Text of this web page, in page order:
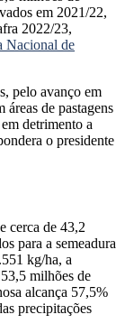
em 2021/22,
2022/23,
Nacional de
pelo avanço em
áreas de pastagens
detrimento a
o presidente
cerca de 43,2
para a semeadura
kg/ha, a
milhões de
alcança 57,5%
precipitações